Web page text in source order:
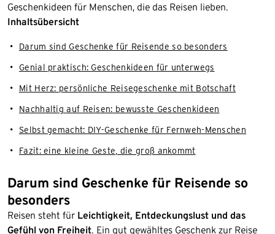
Geschenkideen für Menschen, die das Reisen lieben.
Inhaltsübersicht
Darum sind Geschenke für Reisende so besonders
Genial praktisch: Geschenkideen für unterwegs
Mit Herz: persönliche Reisegeschenke mit Botschaft
Nachhaltig auf Reisen: bewusste Geschenkideen
Selbst gemacht: DIY-Geschenke für Fernweh-Menschen
Fazit: eine kleine Geste, die groß ankommt
Darum sind Geschenke für Reisende so
besonders
Reisen steht für Leichtigkeit, Entdeckungslust und das
Gefühl von Freiheit. Ein gut gewähltes Geschenk zur Reise